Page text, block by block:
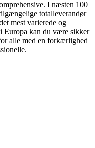
I næsten 100
totalleverandør
mest varierede og
Europa kan du være sikker
alle med en forkærlighed